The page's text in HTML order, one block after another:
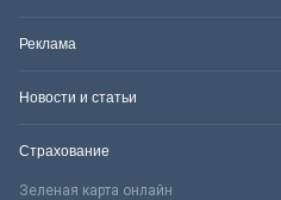
Реклама
Новости и статьи
Страхование
Зеленая карта онлайн